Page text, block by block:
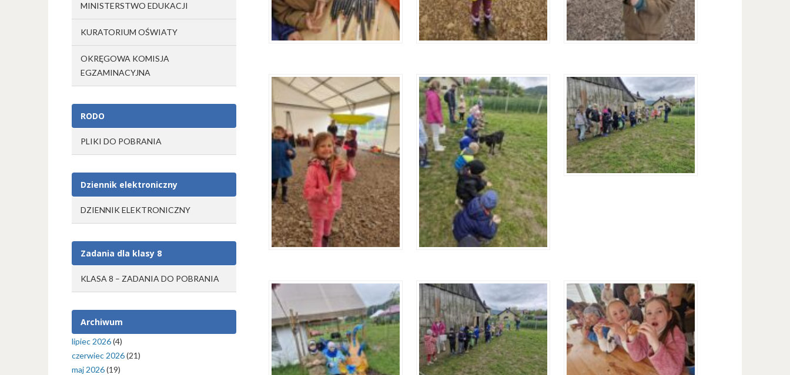
MINISTERSTWO EDUKACJI
KURATORIUM OŚWIATY
OKRĘGOWA KOMISJA
EGZAMINACYJNA
RODO
PLIKI DO POBRANIA
Dziennik elektroniczny
DZIENNIK ELEKTRONICZNY
Zadania dla klasy 8
KLASA 8 – ZADANIA DO POBRANIA
Archiwum
lipiec 2026(4)
czerwiec 2026(21)
maj 2026(19)